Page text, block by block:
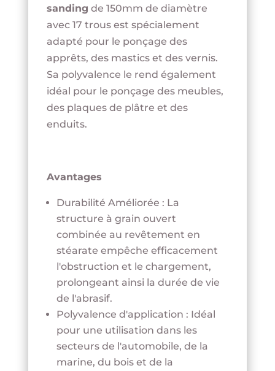
sanding de 150mm de diamètre
avec 17 trous est spécialement
adapté pour le ponçage des
apprêts, des mastics et des vernis.
Sa polyvalence le rend également
idéal pour le ponçage des meubles,
des plaques de plâtre et des
enduits.
Avantages
Durabilité Améliorée : La
structure à grain ouvert
combinée au revêtement en
stéarate empêche efficacement
l'obstruction et le chargement,
prolongeant ainsi la durée de vie
de l'abrasif.
Polyvalence d'application : Idéal
pour une utilisation dans les
secteurs de l'automobile, de la
marine, du bois et de la